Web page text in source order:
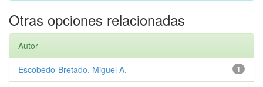
Otras opciones relacionadas
Autor
1
Escobedo-Bretado, Miguel A.